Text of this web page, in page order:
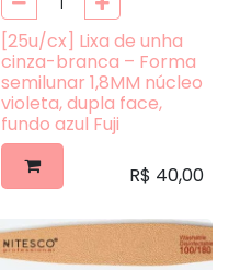
[25u/cx] Lixa de unha
cinza-branca – Forma
semilunar 1,8MM núcleo
violeta, dupla face,
fundo azul Fuji
R$ 40,00